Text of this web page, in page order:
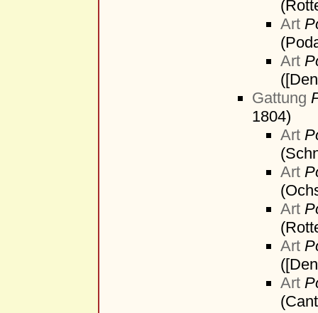
Art
Art
Gattung
1804)
Art
Art
Art
Art
Art